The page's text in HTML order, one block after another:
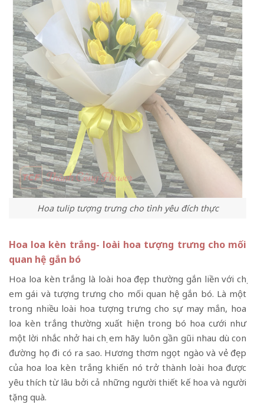
Hoa tulip tượng trưng cho tình yêu đích thực
Hoa loa kèn trắng- loài hoa tượng trưng cho mối
quan hệ gắn bó
Hoa loa kèn trắng là loài hoa đẹp thường gắn liền với chị
em gái và tượng trưng cho mối quan hệ gắn bó. Là một
trong nhiều loài hoa tượng trưng cho sự may mắn, hoa
loa kèn trắng thường xuất hiện trong bó hoa cưới như
một lời nhắc nhở hai chị em hãy luôn gần gũi nhau dù con
đường họ đi có ra sao. Hương thơm ngọt ngào và vẻ đẹp
của hoa loa kèn trắng khiến nó trở thành loài hoa được
yêu thích từ lâu bởi cả những người thiết kế hoa và người
tặng quà.